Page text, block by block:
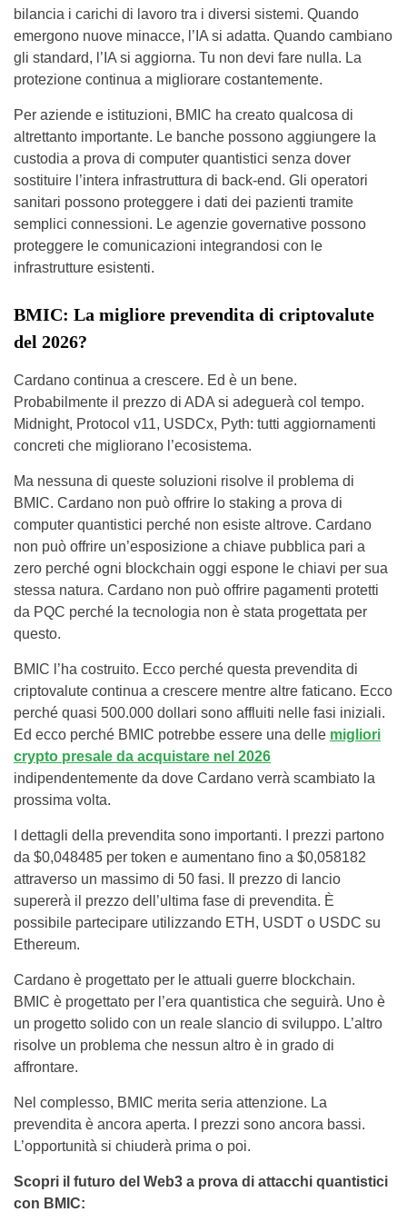
bilancia i carichi di lavoro tra i diversi sistemi. Quando
emergono nuove minacce, l’IA si adatta. Quando cambiano
gli standard, l’IA si aggiorna. Tu non devi fare nulla. La
protezione continua a migliorare costantemente.
Per aziende e istituzioni, BMIC ha creato qualcosa di
altrettanto importante. Le banche possono aggiungere la
custodia a prova di computer quantistici senza dover
sostituire l’intera infrastruttura di back-end. Gli operatori
sanitari possono proteggere i dati dei pazienti tramite
semplici connessioni. Le agenzie governative possono
proteggere le comunicazioni integrandosi con le
infrastrutture esistenti.
BMIC: La migliore prevendita di criptovalute
del 2026?
Cardano continua a crescere. Ed è un bene.
Probabilmente il prezzo di ADA si adeguerà col tempo.
Midnight, Protocol v11, USDCx, Pyth: tutti aggiornamenti
concreti che migliorano l’ecosistema.
Ma nessuna di queste soluzioni risolve il problema di
BMIC. Cardano non può offrire lo staking a prova di
computer quantistici perché non esiste altrove. Cardano
non può offrire un’esposizione a chiave pubblica pari a
zero perché ogni blockchain oggi espone le chiavi per sua
stessa natura. Cardano non può offrire pagamenti protetti
da PQC perché la tecnologia non è stata progettata per
questo.
BMIC l’ha costruito. Ecco perché questa prevendita di
criptovalute continua a crescere mentre altre faticano. Ecco
perché quasi 500.000 dollari sono affluiti nelle fasi iniziali.
Ed ecco perché BMIC potrebbe essere una delle migliori
crypto presale da acquistare nel 2026
indipendentemente da dove Cardano verrà scambiato la
prossima volta.
I dettagli della prevendita sono importanti. I prezzi partono
da $0,048485 per token e aumentano fino a $0,058182
attraverso un massimo di 50 fasi. Il prezzo di lancio
supererà il prezzo dell’ultima fase di prevendita. È
possibile partecipare utilizzando ETH, USDT o USDC su
Ethereum.
Cardano è progettato per le attuali guerre blockchain.
BMIC è progettato per l’era quantistica che seguirà. Uno è
un progetto solido con un reale slancio di sviluppo. L’altro
risolve un problema che nessun altro è in grado di
affrontare.
Nel complesso, BMIC merita seria attenzione. La
prevendita è ancora aperta. I prezzi sono ancora bassi.
L’opportunità si chiuderà prima o poi.
Scopri il futuro del Web3 a prova di attacchi quantistici
con BMIC: